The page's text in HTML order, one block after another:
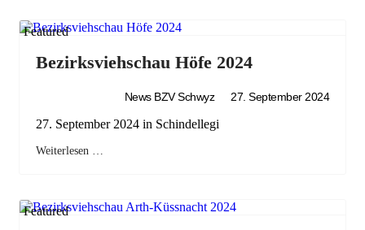
Featured
Bezirksviehschau Höfe 2024
News BZV Schwyz 27. September 2024
27. September 2024 in Schindellegi
Weiterlesen …
Featured